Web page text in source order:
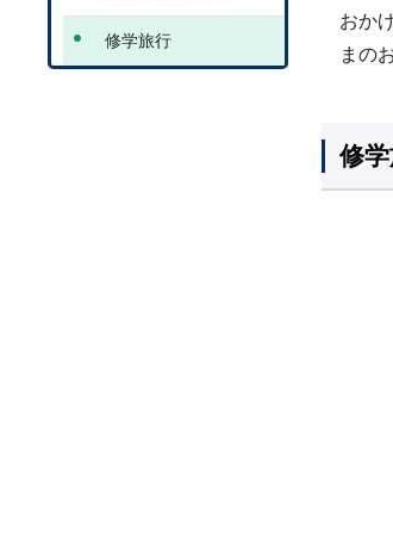
おか
まの
修
修学旅行